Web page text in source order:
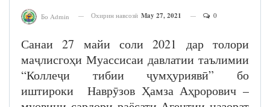
Бо Admin Охирин навсозӣ May 27, 2021 0
Санаи 27 майи соли 2021 дар толори
маҷлисгоҳи Муассисаи давлатии таълимии
“Коллеҷи тибии ҷумҳуриявӣ” бо
иштироки Наврӯзов Ҳамза Аҳрорович –